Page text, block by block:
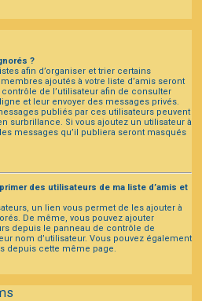
?
afin d’organiser et trier certains
ajoutés à votre liste d’amis seront
de l’utilisateur afin de consulter
et leur envoyer des messages privés.
publiés par ces utilisateurs peuvent
surbrillance. Si vous ajoutez un utilisateur à
messages qu’il publiera seront masqués
des utilisateurs de ma liste d’amis et
un lien vous permet de les ajouter à
De même, vous pouvez ajouter
depuis le panneau de contrôle de
nom d’utilisateur. Vous pouvez également
depuis cette même page.